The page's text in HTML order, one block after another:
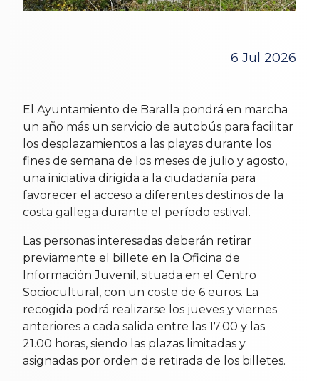
6 Jul 2026
El Ayuntamiento de Baralla pondrá en marcha
un año más un servicio de autobús para facilitar
los desplazamientos a las playas durante los
fines de semana de los meses de julio y agosto,
una iniciativa dirigida a la ciudadanía para
favorecer el acceso a diferentes destinos de la
costa gallega durante el período estival.
Las personas interesadas deberán retirar
previamente el billete en la Oficina de
Información Juvenil, situada en el Centro
Sociocultural, con un coste de 6 euros. La
recogida podrá realizarse los jueves y viernes
anteriores a cada salida entre las 17.00 y las
21.00 horas, siendo las plazas limitadas y
asignadas por orden de retirada de los billetes.